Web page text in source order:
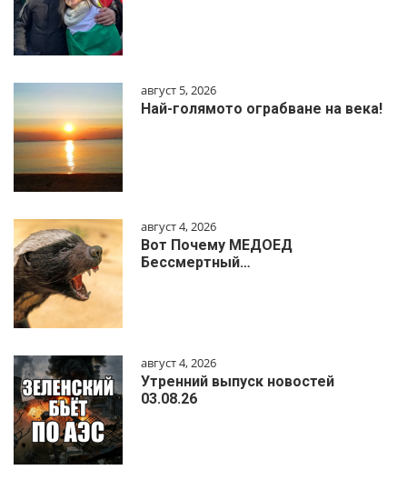
август 5, 2026
Най-голямото ограбване на века!
август 4, 2026
Вот Почему МЕДОЕД
Бессмертный…
август 4, 2026
Утренний выпуск новостей
03.08.26